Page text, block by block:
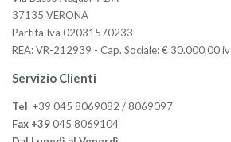
37135 VERONA
Partita Iva 02031570233
REA: VR-212939 - Cap. Sociale: € 30.000,00 iv
Servizio Clienti
Tel. +39 045 8069082 / 8069097
Fax +39045 8069104